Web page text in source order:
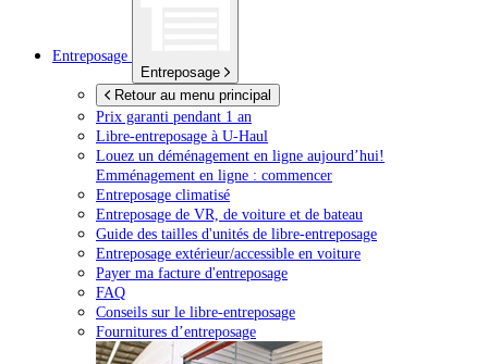
Entreposage
Entreposage
Retour au menu principal
Prix garanti pendant 1 an
Libre-entreposage à U-Haul
Louez un déménagement en ligne aujourd’hui!
Emménagement en ligne : commencer
Entreposage climatisé
Entreposage de VR, de voiture et de bateau
Guide des tailles d'unités de libre-entreposage
Entreposage extérieur/accessible en voiture
Payer ma facture d'entreposage
FAQ
Conseils sur le libre-entreposage
Fournitures d’entreposage